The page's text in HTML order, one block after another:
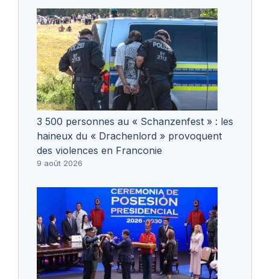
3 500 personnes au « Schanzenfest » : les
haineux du « Drachenlord » provoquent
des violences en Franconie
9 août 2026